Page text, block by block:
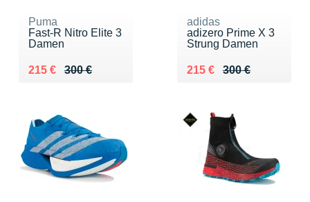
Puma
Fast-R Nitro Elite 3
Damen
300 €
Au lieu de 300 €
215 €
Vendu 215 €
adidas
adizero Prime X 3
Strung Damen
300 €
Au lieu de 300 €
215 €
Vendu 215 €